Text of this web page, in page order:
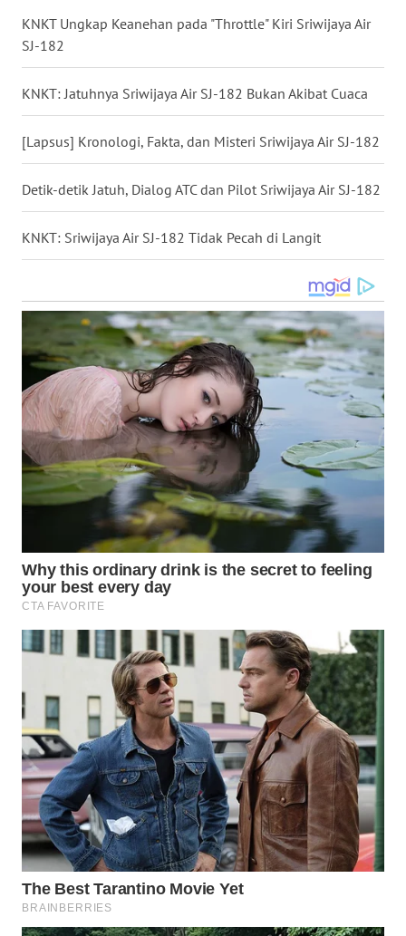
KNKT Ungkap Keanehan pada "Throttle" Kiri Sriwijaya Air
SJ-182
KNKT: Jatuhnya Sriwijaya Air SJ-182 Bukan Akibat Cuaca
[Lapsus] Kronologi, Fakta, dan Misteri Sriwijaya Air SJ-182
Detik-detik Jatuh, Dialog ATC dan Pilot Sriwijaya Air SJ-182
KNKT: Sriwijaya Air SJ-182 Tidak Pecah di Langit
WN
BABEL
WN
SUMBAR
WN
BENGKULU
LAMPUNG
WN
JATENG
WN
NUSANTARA
WN
WN
JATIM
WN
BALI
WN
KALBAR
WN
KALTENG
WN
KALTARA
WN
KALSEL